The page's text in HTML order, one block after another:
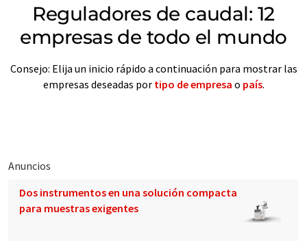
Reguladores de caudal: 12
empresas de todo el mundo
Consejo: Elija un inicio rápido a continuación para mostrar las
empresas deseadas por tipo de empresa o país.
Anuncios
Dos instrumentos en una solución compacta
para muestras exigentes